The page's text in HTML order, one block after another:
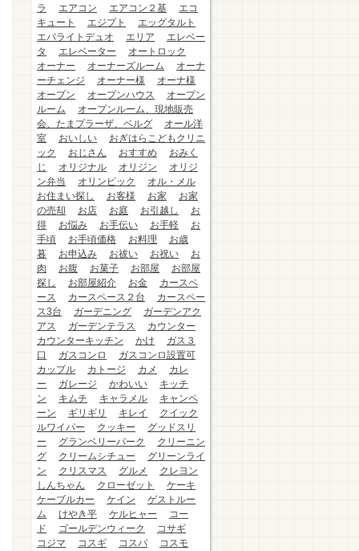
ラ
エアコン エアコン２基
エコ
キュート
エジプト
エッグタルト
エバライトデュオ
エリア
エレベー
タ
エレベーター
オートロック
オーナー
オーナーズルーム
オーナ
ーチェンジ
オーナー様
オーナ様
オープン
オープンハウス
オープン
ルーム
オープンルーム、現地販売
会、たまプラーザ、ベルグ
オール洋
室
おいしい
おぎはらこどもクリニ
ック
おじさん おすすめ
おみく
じ
オリジナル オリジン
オリジ
ン弁当
オリンピック
オル・メル
お住まい探し
お客様 お家
お家
の売却
お店 お庭 お引越し
お
得
お悩み お手伝い お手軽
お
手頃
お手頃価格 お料理
お歳
暮
お申込み お祓い お祝い
お
肉
お腹 お菓子 お部屋
お部屋
探し
お部屋紹介 お金
カースペ
ース
カースペース２台
カースペー
ス3台
ガーデニング
ガーデンアク
アス
ガーデンテラス
カウンター
カウンターキッチン
かけ
ガス３
口
ガスコンロ
ガスコンロ設置可
カップル
カトージ カメ
カレ
ー
ガレージ かわいい
キッチ
ン
キムチ キャラメル
キャンペ
ーン
ギリギリ キレイ
クイック
ルワイパー
クッキー
グッドスリ
ー
グランベリーパーク
クリーニン
グ
クリームシチュー
グリーンライ
ン
クリスマス グルメ
クレヨン
しんちゃん
クローゼット
ケーキ
ケーブルカー
ケイン
ゲストルー
ム
けやき平 ケルヒャー
コー
ド
ゴールデンウィーク
コサギ
コジマ
コスギ コスパ
コスモ